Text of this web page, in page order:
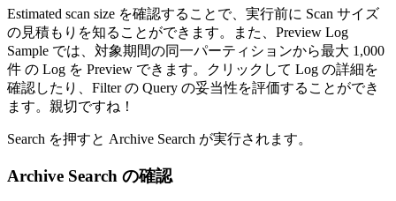
Estimated scan size を確認することで、実行前に Scan サイズ
の見積もりを知ることができます。また、Preview Log
Sample では、対象期間の同一パーティションから最大 1,000
件 の Log を Preview できます。クリックして Log の詳細を
確認したり、Filter の Query の妥当性を評価することができ
ます。親切ですね！
Search を押すと Archive Search が実行されます。
Archive Search の確認